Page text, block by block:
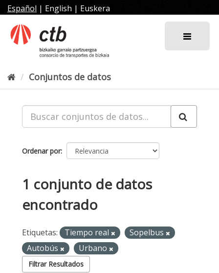
al
contenido
Español | English | Euskera
Conjuntos de datos
Ordenar por
1 conjunto de datos
encontrado
Etiquetas: Tiempo real
Sopelbus
Autobús
Urbano
Filtrar Resultados